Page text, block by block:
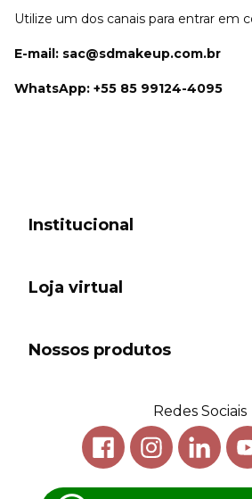
Utilize um dos canais para entrar em
E-mail: sac@sdmakeup.com.br
WhatsApp: +55 85 99124-4095
Institucional
Loja virtual
Nossos produtos
Redes Sociais